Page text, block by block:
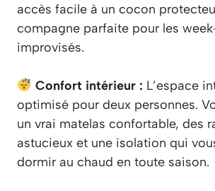
accès facile à un cocon
compagne parfaite pour les
improvisés.
Confort intérieur : L’espace
optimisé pour deux personnes.
un vrai matelas confortable, des
astucieux et une isolation qui
dormir au chaud en toute saison.